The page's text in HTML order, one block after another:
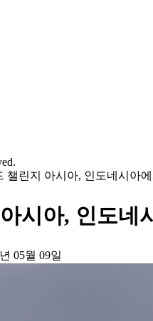
챌린지 아시아, 인도네시아
시아, 인도네
05월 09일